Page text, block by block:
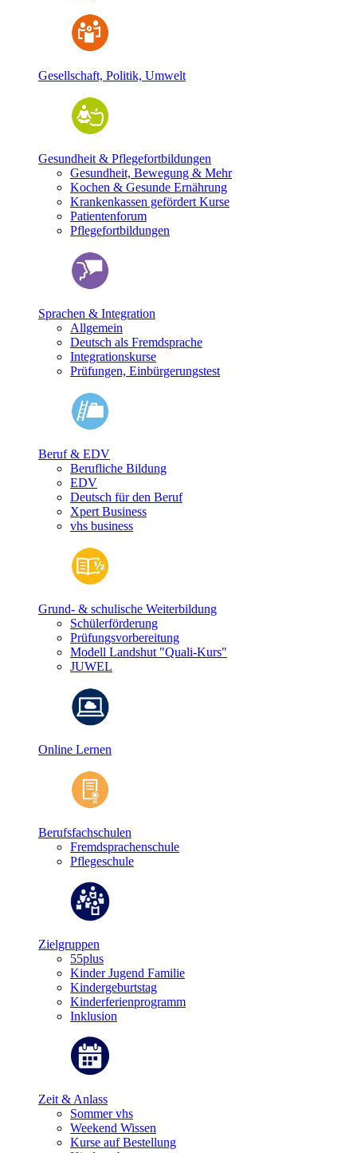
Gesellschaft, Politik, Umwelt
Gesundheit & Pflegefortbildungen
Gesundheit, Bewegung & Mehr
Kochen & Gesunde Ernährung
Krankenkassen gefördert Kurse
Patientenforum
Pflegefortbildungen
Sprachen & Integration
Allgemein
Deutsch als Fremdsprache
Integrationskurse
Prüfungen, Einbürgerungstest
Beruf & EDV
Berufliche Bildung
EDV
Deutsch für den Beruf
Xpert Business
vhs business
Grund- & schulische Weiterbildung
Schülerförderung
Prüfungsvorbereitung
Modell Landshut "Quali-Kurs"
JUWEL
Online Lernen
Berufsfachschulen
Fremdsprachenschule
Pflegeschule
Zielgruppen
55plus
Kinder Jugend Familie
Kindergeburtstag
Kinderferienprogramm
Inklusion
Zeit & Anlass
Sommer vhs
Weekend Wissen
Kurse auf Bestellung